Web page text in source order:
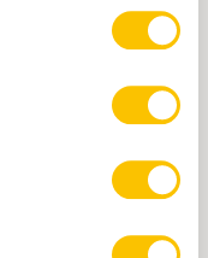
wandern auf